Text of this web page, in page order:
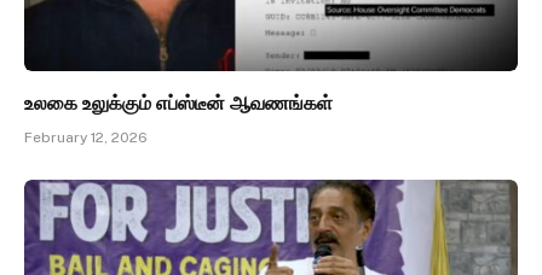
உலகை உலுக்கும் எப்ஸ்டீன் ஆவணங்கள்
February 12, 2026